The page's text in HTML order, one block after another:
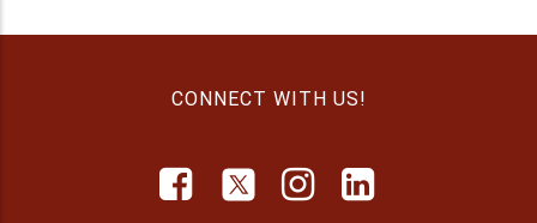
CONNECT WITH US!